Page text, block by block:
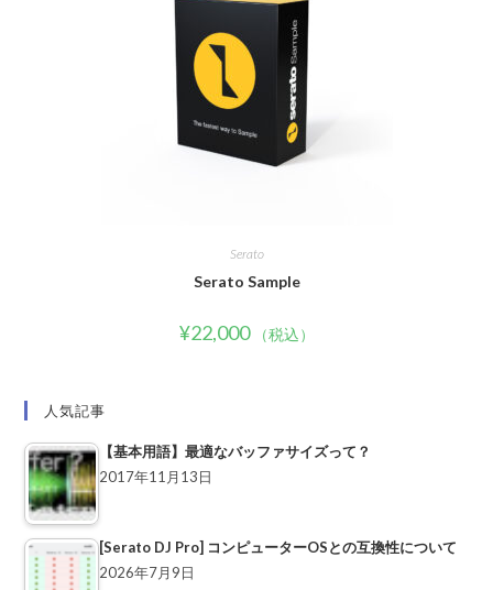
Serato
Serato Sample
¥22,000 （税込）
人気記事
【基本用語】最適なバッファサイズって？
2017年11月13日
[Serato DJ Pro] コンピューターOSとの互換性について
2026年7月9日